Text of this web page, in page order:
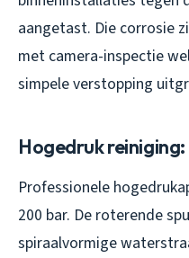
aangetast. Die corrosie
met camera-inspectie
simpele verstopping
Hogedruk
Professionele
200 bar. De roterende
spiraalvormige